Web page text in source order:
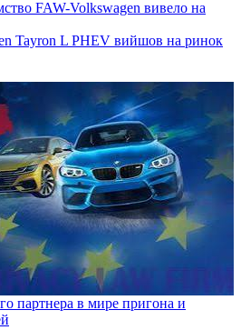
Tayron L PHEV вийшов на ринок
партнера в мире пригона и